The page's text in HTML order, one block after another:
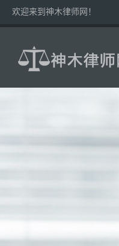
欢迎来到神木律师网！